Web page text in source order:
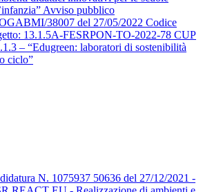
Avviso pubblico
38007 del 27/05/2022 Codice
13.1.5A-FESRPON-TO-2022-78 CUP
– “Edugreen: laboratori di sostenibilità
ciclo”
N. 1075937 50636 del 27/12/2021 -